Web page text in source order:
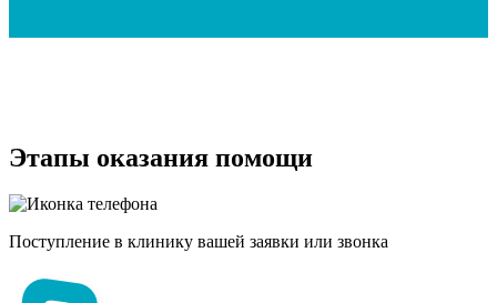
Этапы оказания помощи
Поступление в клинику вашей заявки или звонка